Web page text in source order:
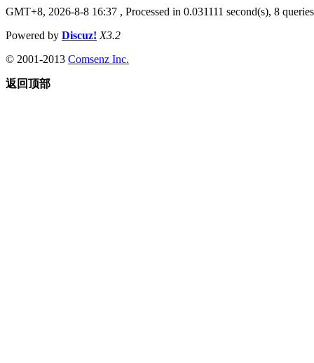
GMT+8, 2026-8-8 16:37 , Processed in 0.031111 second(s), 8
Powered by Discuz! X3.2
© 2001-2013 Comsenz Inc.
返回顶部